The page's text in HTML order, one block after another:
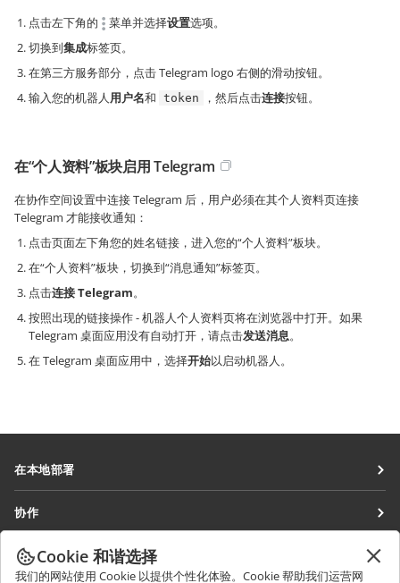
点击左下角的 菜单并选择设置选项。
切换到集成标签页。
在第三方服务部分，点击 Telegram logo 右侧的滑动按钮。
输入您的机器人用户名和 token ，然后点击连接按钮。
在“个人资料”板块启用 Telegram
在协作空间设置中连接 Telegram 后，用户必须在其个人资料页连接
Telegram 才能接收通知：
点击页面左下角您的姓名链接，进入您的“个人资料”板块。
在“个人资料”板块，切换到“消息通知”标签页。
点击连接 Telegram。
按照出现的链接操作 - 机器人个人资料页将在浏览器中打开。如果
Telegram 桌面应用没有自动打开，请点击发送消息。
在 Telegram 桌面应用中，选择开始以启动机器人。
在本地部署
协作空间
工作区
协作
针对翻译人员
获取最新资讯
Cookie 和谐选择
我们的网站使用 Cookie 以提供个性化体验。Cookie 帮助我们运营网